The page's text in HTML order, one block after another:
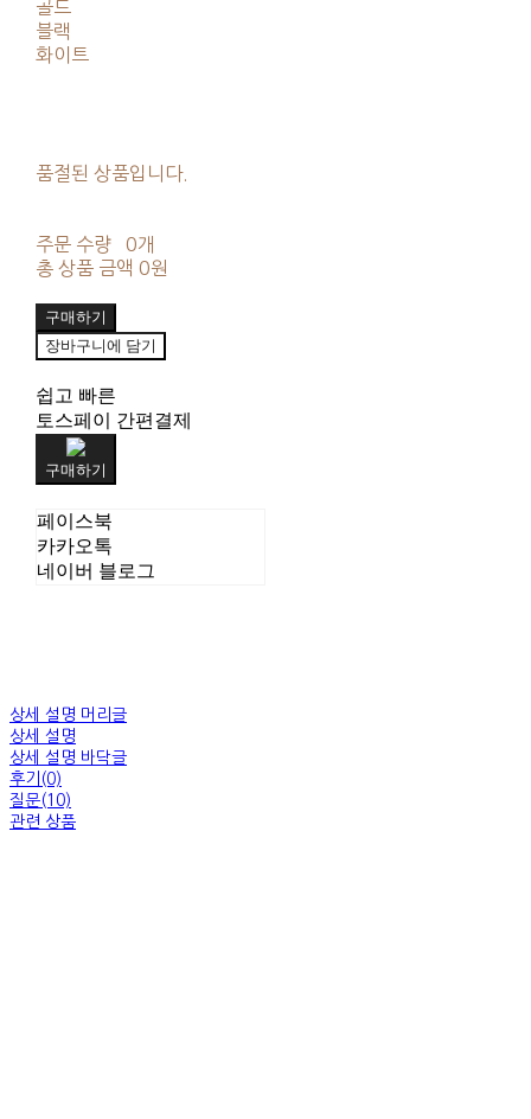
골드
블랙
화이트
품절된 상품입니다.
주문 수량
0개
총 상품 금액 0원
구매하기
장바구니에 담기
쉽고 빠른
토스페이 간편결제
구매하기
페이스북
카카오톡
네이버 블로그
상세 설명 머리글
상세 설명
상세 설명 바닥글
후기(0)
질문(10)
관련 상품